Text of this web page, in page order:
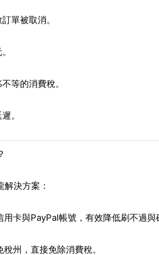
單被取消。
等的消費稅。
。
解決方案：
卡與PayPal帳號，有效降低刷不過與
州，直接免除消費稅。